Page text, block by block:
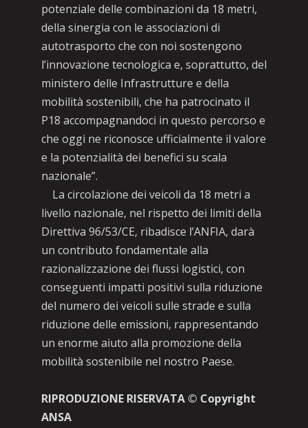
potenziale delle combinazioni da 18 metri,
della sinergia con le associazioni di
autotrasporto che con noi sostengono
l’innovazione tecnologica e, soprattutto, del
ministero delle Infrastrutture e della
mobilità sostenibili, che ha patrocinato il
P18 accompagnandoci in questo percorso e
che oggi ne riconosce ufficialmente il valore
e la potenzialità dei benefici su scala
nazionale”.
La circolazione dei veicoli da 18 metri a
livello nazionale, nel rispetto dei limiti della
Direttiva 96/53/CE, ribadisce l’ANFIA, darà
un contributo fondamentale alla
razionalizzazione dei flussi logistici, con
conseguenti impatti positivi sulla riduzione
del numero dei veicoli sulle strade e sulla
riduzione delle emissioni, rappresentando
un enorme aiuto alla promozione della
mobilità sostenibile nel nostro Paese.
RIPRODUZIONE RISERVATA © Copyright
ANSA